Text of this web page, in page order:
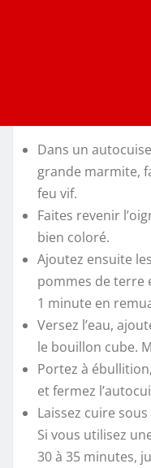
Dans un
grande marmite,
feu vif.
Faites revenir
bien coloré.
Ajoutez ensuite
pommes de terre
1 minute en
Versez l’eau,
le bouillon cube.
Portez à
et fermez
Laissez cuire
Si vous utilisez
30 à 35 minutes,